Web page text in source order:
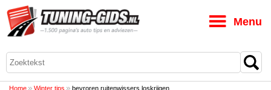
Home Winter tips bevroren ruitenwissers loskrijgen